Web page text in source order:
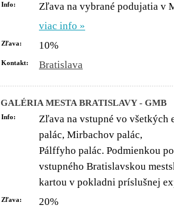
Info:
Zľava na vybrané podujatia v
viac info »
Zľava: 10%
Kontakt: Bratislava
GALÉRIA MESTA BRATISLAVY - GMB
Info:
Zľava na vstupné vo
palác, Mirbachov palác,
Pálffyho palác. Podmienkou
vstupného Bratislavskou
kartou v pokladni príslušnej
Zľava: 20%